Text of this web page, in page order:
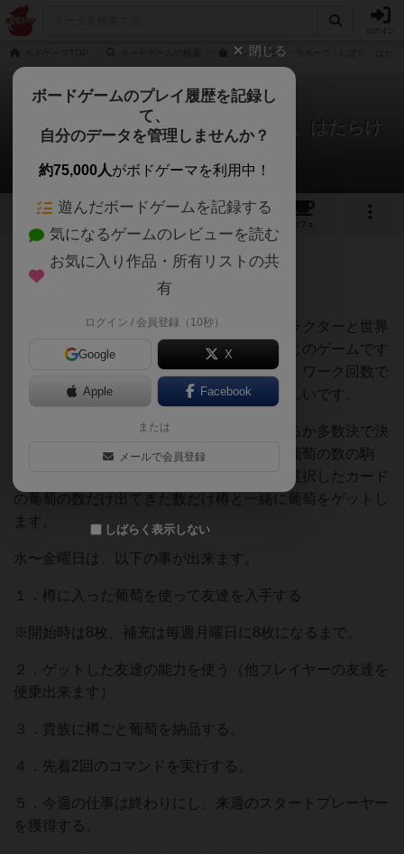
プレマ・エト・ラボーラ - しぼり、はた
プレマ・エト・ラボーラ - しぼり、はたらけ
はぐれメタルさんのレビュー
6 1 3
カフェ
261名 5名 0 8ヶ月前
深夜アニメに出てくる中世の牧歌的なキャラクターと世界
観でワーカープレイスメントをしている感じのゲームです
ね。（厳密に言うと、ワーカー駒ではなく、ワーク回数で
すが。）葡萄絞り機のコンポーネントが楽しいです。
このゲームは、月曜日にどの葡萄を入手するか多数決で決
めます。決めたら、火曜日は葡萄絞り機に葡萄の数の駒
（以降、葡萄と言います）を入れて回し、選択したカード
の葡萄の数だけ出てきた数だけ樽と一緒に葡萄をゲットし
ます。
水〜金曜日は、以下の事が出来ます。
１．樽に入った葡萄を使って友達を入手する
※開始時は8枚、補充は毎週月曜日に8枚になるまで。
２．ゲットした友達の能力を使う（他プレイヤーの友達を
便乗出来ます）
３．貴族に樽ごと葡萄を納品する。
４．先着2回のコマンドを実行する。
５．今週の仕事は終わりにし、来週のスタートプレーヤー
を獲得する。
閉じる
ボードゲームのプレイ履歴を記録し
て、
自分のデータを管理しませんか？
約75,000人がボドゲーマを利用中！
遊んだボードゲームを記録する
気になるゲームのレビューを読む
お気に入り作品・所有リストの共
有
ログイン / 会員登録（10秒）
Google X
Apple Facebook
または
メールで会員登録
しばらく表示しない